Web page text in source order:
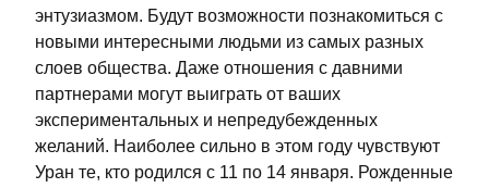
энтузиазмом. Будут возможности познакомиться с
новыми интересными людьми из самых разных
слоев общества. Даже отношения с давними
партнерами могут выиграть от ваших
экспериментальных и непредубежденных
желаний. Наиболее сильно в этом году чувствуют
Уран те, кто родился с 11 по 14 января. Рожденные